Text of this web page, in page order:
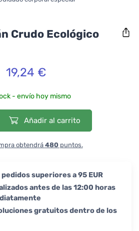
Crudo Ecológico
19,24 €
- envío hoy mismo
Añadir al carrito
obtendrá 480puntos.
superiores a 95 EUR
antes de las 12:00 horas
gratuitos dentro de los